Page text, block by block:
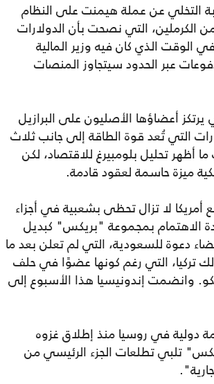
التخلي عن عملة هيمنت على النظام
من الكرملين، التي نصحت بأن الدولارات
الوقت الذي كان فيه وزير المالية
عبر الحدود سيتجاوز المنصات
أعضاؤها الأصليون على البرازيل
التي تُعد قوة الطاقة إلى جانب ثلاث
تحليل بلومبيرغ للاقتصاد، لكن
ميزة حاسمة لعقود قادمة.
أمريكا لا تزال تحظى بشعبية في أجزاء
الاهتمام بمجموعة "بريكس" كبديل
دعوة للسعودية، التي لم تعلن بعد ما
تركيا، التي رغم كونها عضوًا في حلف
وانضمت إندونيسيا هذا الأسبوع إلى
دولية في روسيا منذ إطلاق غزوه
تلبي تطلعات الجزء الرئيسي من